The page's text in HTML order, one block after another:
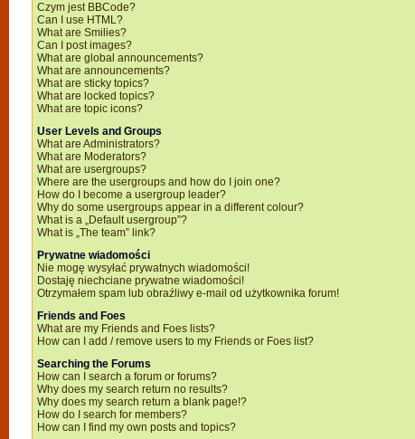
Czym jest BBCode?
Can I use HTML?
What are Smilies?
Can I post images?
What are global announcements?
What are announcements?
What are sticky topics?
What are locked topics?
What are topic icons?
User Levels and Groups
What are Administrators?
What are Moderators?
What are usergroups?
Where are the usergroups and how do I join one?
How do I become a usergroup leader?
Why do some usergroups appear in a different colour?
What is a „Default usergroup”?
What is „The team” link?
Prywatne wiadomości
Nie mogę wysyłać prywatnych wiadomości!
Dostaję niechciane prywatne wiadomości!
Otrzymałem spam lub obraźliwy e-mail od użytkownika forum!
Friends and Foes
What are my Friends and Foes lists?
How can I add / remove users to my Friends or Foes list?
Searching the Forums
How can I search a forum or forums?
Why does my search return no results?
Why does my search return a blank page!?
How do I search for members?
How can I find my own posts and topics?